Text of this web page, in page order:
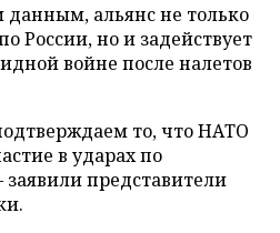
альянс не только
России, но и задействует
войне после налетов
то, что НАТО
в ударах по
заявили представители